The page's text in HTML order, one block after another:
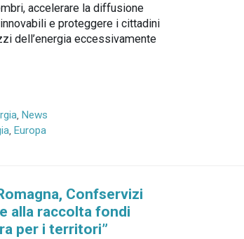
accelerare la diffusione
e proteggere i cittadini
dell’energia eccessivamente
, News
, Europa
Confservizi
alla raccolta fondi
per i territori”